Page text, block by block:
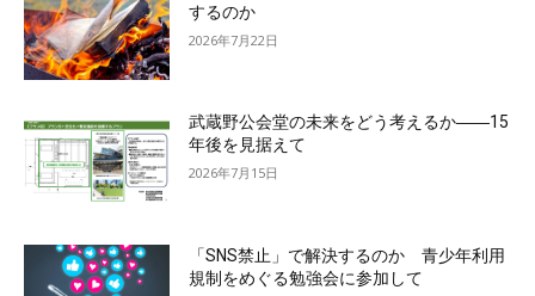
するのか
2026年7月22日
武蔵野公会堂の未来をどう考えるか――15
年後を見据えて
2026年7月15日
「SNS禁止」で解決するのか 青少年利用
規制をめぐる勉強会に参加して